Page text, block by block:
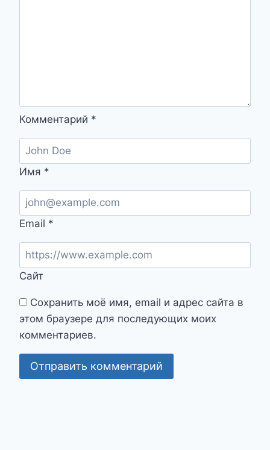
Комментарий *
Имя *
Email *
Сайт
Сохранить моё имя, email и адрес сайта в
этом браузере для последующих моих
комментариев.